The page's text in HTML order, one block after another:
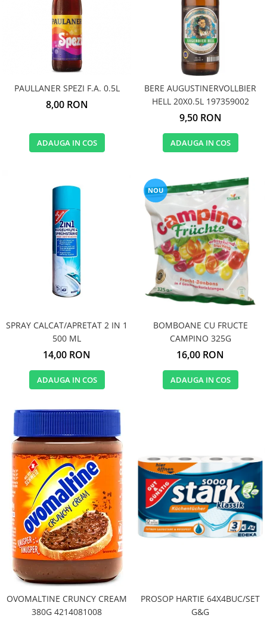
SEMIPREPARATE
INĂLBITOR SI SOLUȚII PENTRU
INDEPĂRTAREA PETELOR
ODORIZANTE DE BAIE
ODORIZANTE DE CAMERĂ
PROSOAPE DE BUCĂTARIE / LAVETE
PAULLANER SPEZI F.A. 0.5L
8,00 RON
ADAUGA IN COS
BERE AUGUSTINERVOLLBIER
HELL 20X0.5L 197359002
9,50 RON
ADAUGA IN COS
SPRAY CALCAT/APRETAT 2 IN 1
500 ML
14,00 RON
ADAUGA IN COS
NOU
BOMBOANE CU FRUCTE
CAMPINO 325G
16,00 RON
ADAUGA IN COS
OVOMALTINE CRUNCY CREAM
380G 4214081008
PROSOP HARTIE 64X4BUC/SET
G&G